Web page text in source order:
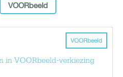
VOORbeeld
VOORbeeld
in VOORbeeld-verkiezing